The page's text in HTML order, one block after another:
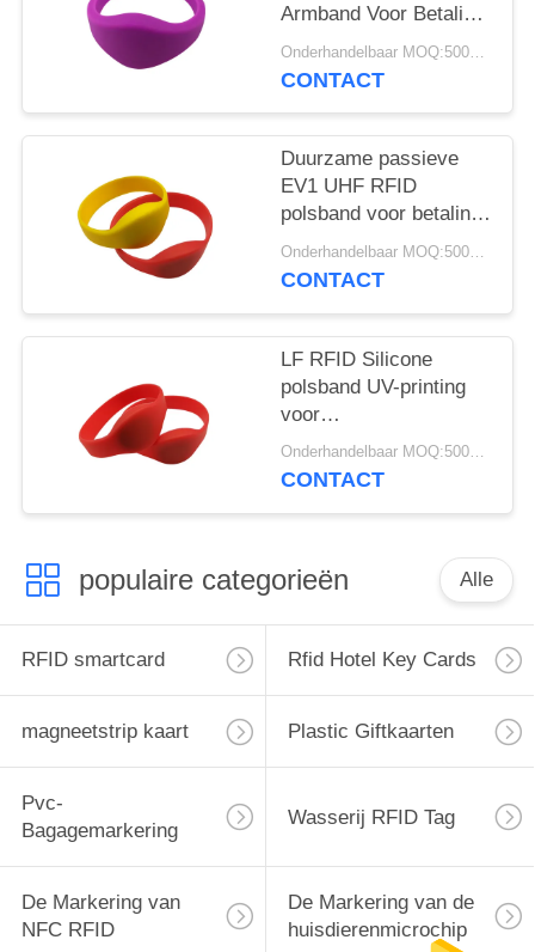
Armband Voor Betaling
Waterpark Ziekenhuis Onderhandelbaar MOQ:500pcs
CONTACT
Duurzame passieve
EV1 UHF RFID
polsband voor betaling
Waterpark ziekenhuis Onderhandelbaar MOQ:500pcs
CONTACT
LF RFID Silicone
polsband UV-printing
voor
buitenevenementen
Onderhandelbaar MOQ:500pcs
CONTACT
populaire categorieën Alle
RFID smartcard Rfid Hotel Key Cards
magneetstrip kaart Plastic Giftkaarten
Pvc-
Bagagemarkering
Wasserij RFID Tag
De Markering van
NFC RFID
De Markering van de
huisdierenmicrochip